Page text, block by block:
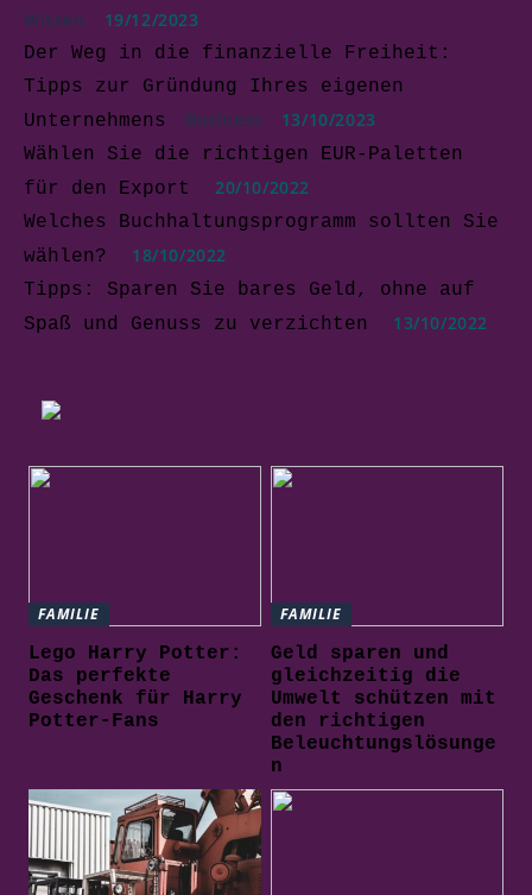
Wissen 19/12/2023
Der Weg in die finanzielle Freiheit:
Tipps zur Gründung Ihres eigenen
Unternehmens
Business 13/10/2023
Wählen Sie die richtigen EUR-Paletten
für den Export
20/10/2022
Welches Buchhaltungsprogramm sollten Sie
wählen?
18/10/2022
Tipps: Sparen Sie bares Geld, ohne auf
Spaß und Genuss zu verzichten
13/10/2022
FAMILIE
Lego Harry Potter:
Das perfekte
Geschenk für Harry
Potter-Fans
FAMILIE
Geld sparen und
gleichzeitig die
Umwelt schützen mit
den richtigen
Beleuchtungslösunge
n